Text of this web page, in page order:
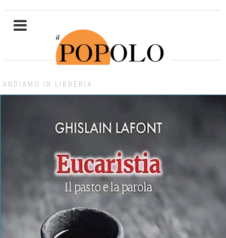
ANDIAMO IN LIBRERIA